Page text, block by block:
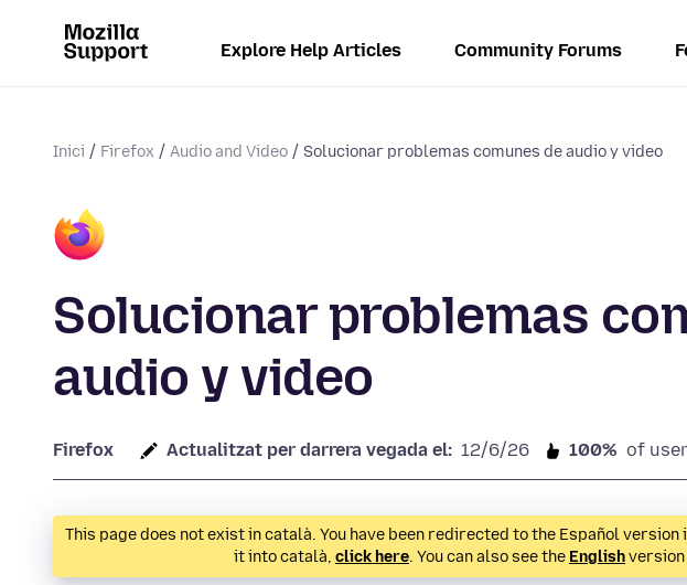
Explore Help Articles Community Forums
Inici Firefox Audio and Video Solucionar problemas comunes de audio y video
Solucionar problemas
audio y video
Firefox Actualitzat per darrera vegada el: 12/6/26 100% of
This page does not exist in català. You have been redirected to the Español
it into català, click here. You can also see the Englishversion